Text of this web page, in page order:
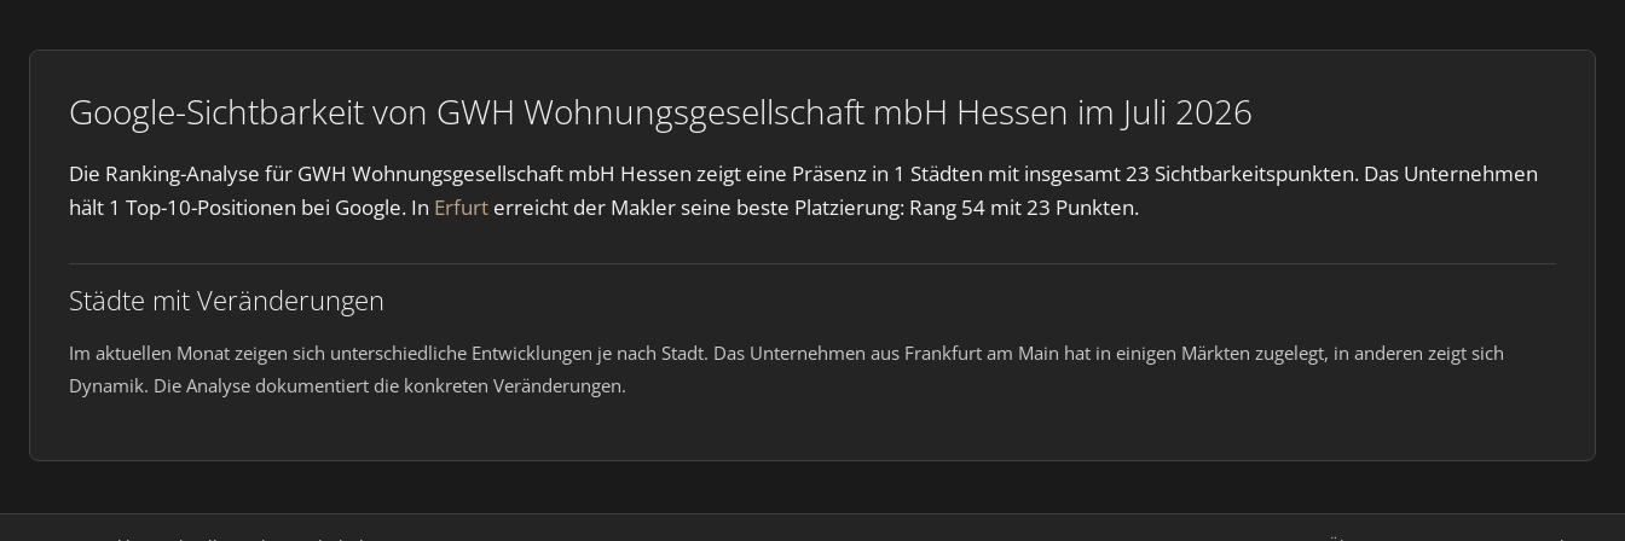
Google-Sichtbarkeit von GWH Wohnungsgesellschaft mbH Hessen im Juli 2026
Die Ranking-Analyse für GWH Wohnungsgesellschaft mbH Hessen zeigt eine Präsenz in 1 Städten mit insgesamt 23 Sichtbarkeitspunkten. Das Unternehmen
hält 1 Top-10-Positionen bei Google. In Erfurt erreicht der Makler seine beste Platzierung: Rang 54 mit 23 Punkten.
Städte mit Veränderungen
Im aktuellen Monat zeigen sich unterschiedliche Entwicklungen je nach Stadt. Das Unternehmen aus Frankfurt am Main hat in einigen Märkten zugelegt, in anderen zeigt sich
Dynamik. Die Analyse dokumentiert die konkreten Veränderungen.